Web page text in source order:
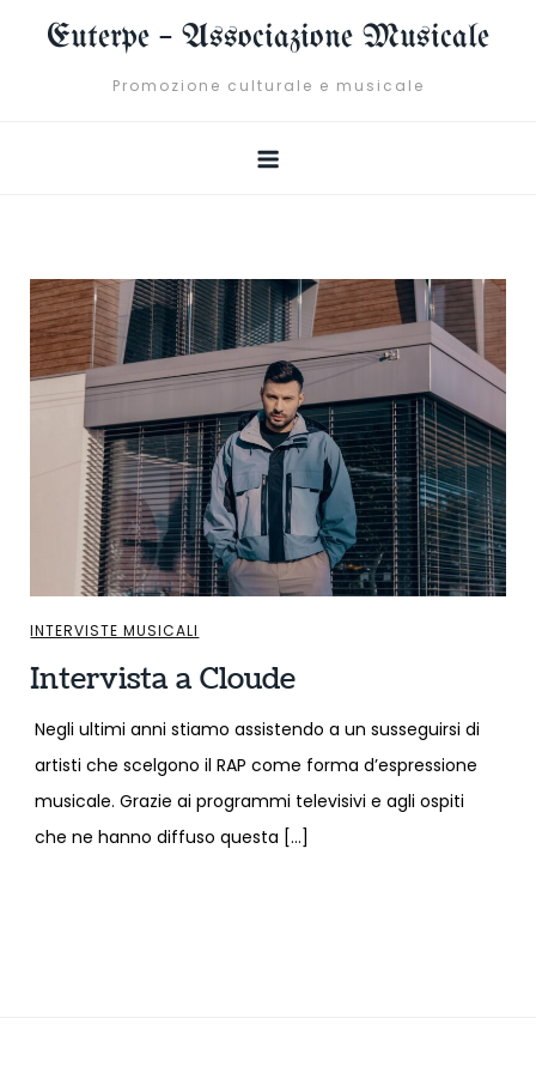
Euterpe – Associazione Musicale
Promozione culturale e musicale
INTERVISTE MUSICALI
Intervista a Cloude
Negli ultimi anni stiamo assistendo a un susseguirsi di
artisti che scelgono il RAP come forma d’espressione
musicale. Grazie ai programmi televisivi e agli ospiti
che ne hanno diffuso questa […]